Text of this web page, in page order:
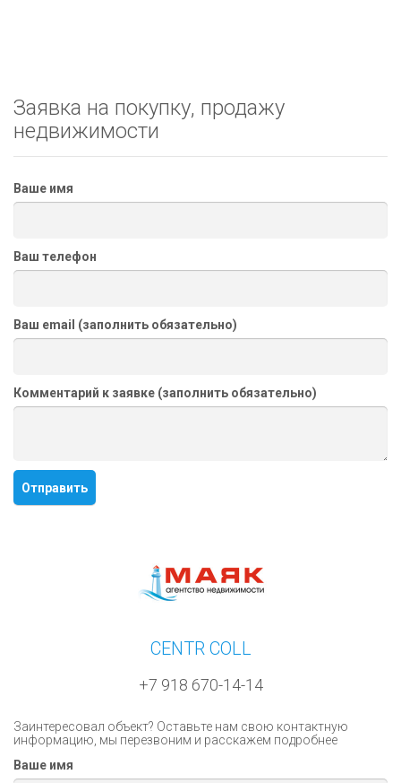
Заявка на покупку, продажу
недвижимости
Ваше имя
Ваш телефон
Ваш email (заполнить обязательно)
Комментарий к заявке (заполнить обязательно)
CENTR COLL
+7 918 670-14-14
Заинтересовал объект? Оставьте нам свою контактную
информацию, мы перезвоним и расскажем подробнее
Ваше имя